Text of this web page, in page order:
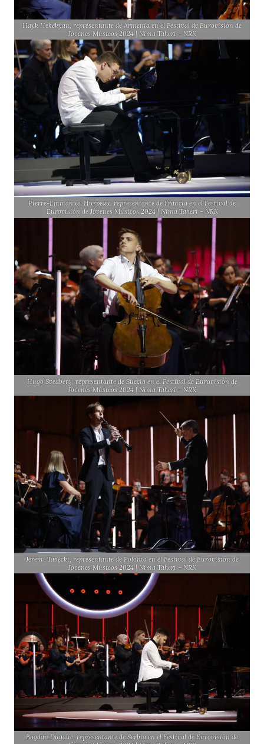
Hayk Hekekyan, representante de Armenia en el Festival de Eurovisión de
Jóvenes Músicos 2024 | Nima Taheri – NRK
Pierre-Emmanuel Hurpeau, representante de Francia en el Festival de
Eurovisión de Jóvenes Músicos 2024 | Nima Taheri – NRK
Hugo Svedberg, representante de Suecia en el Festival de Eurovisión de
Jóvenes Músicos 2024 | Nima Taheri – NRK
Jeremi Tabęcki, representante de Polonia en el Festival de Eurovisión de
Jóvenes Músicos 2024 | Nima Taheri – NRK
Bogdan Dugalić, representante de Serbia en el Festival de Eurovisión de